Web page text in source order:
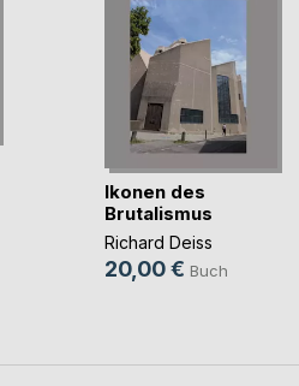
Ikonen des
Brutalismus
Richard Deiss
20,00 € Buch